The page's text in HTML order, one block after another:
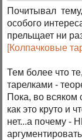
Почитывал
особого
прельщает ни
[Колпачковые
Тем более что
тарелками -
Пока, во всяком
как это круто и
нет...а почему